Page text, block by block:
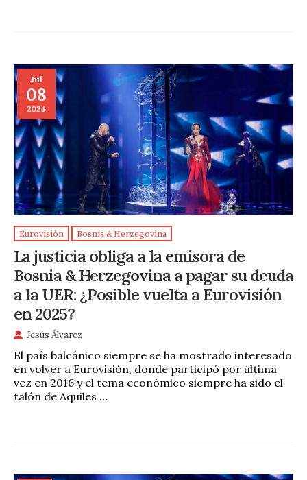
Jul
08
2024
Eurovisión Bosnia & Herzegovina
La justicia obliga a la emisora de
Bosnia & Herzegovina a pagar su deuda
a la UER: ¿Posible vuelta a Eurovisión
en 2025?
Jesús Álvarez
El país balcánico siempre se ha mostrado interesado
en volver a Eurovisión, donde participó por última
vez en 2016 y el tema económico siempre ha sido el
talón de Aquiles …